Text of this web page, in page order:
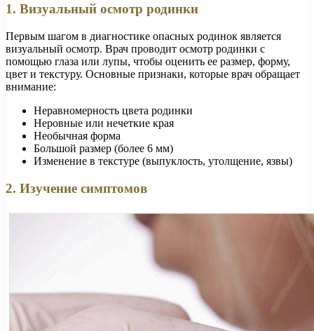
1. Визуальный осмотр родинки
Первым шагом в диагностике опасных родинок является
визуальный осмотр. Врач проводит осмотр родинки с
помощью глаза или лупы, чтобы оценить ее размер, форму,
цвет и текстуру. Основные признаки, которые врач обращает
внимание:
Неравномерность цвета родинки
Неровные или нечеткие края
Необычная форма
Большой размер (более 6 мм)
Изменение в текстуре (выпуклость, утолщение, язвы)
2. Изучение симптомов